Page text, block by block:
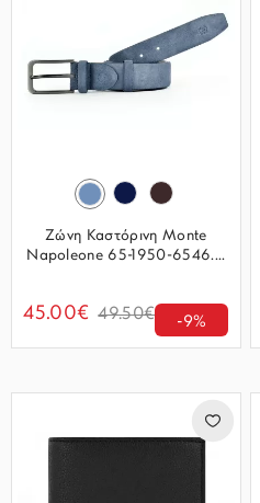
Ζώνη Καστόρινη Monte
Napoleone 65-1950-6546....
45.00€ 49.50€ -9%